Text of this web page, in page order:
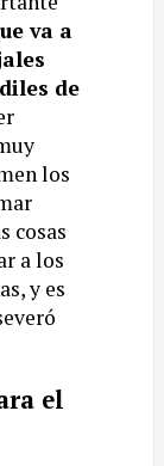
va a
de
los
cosas
a los
y es
el